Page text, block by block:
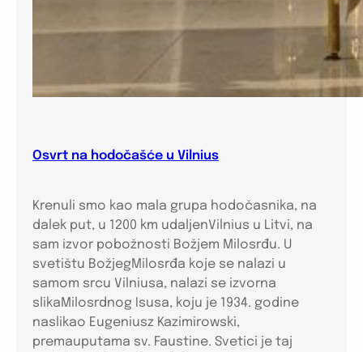
Osvrt na hodočašće u Vilnius
Krenuli smo kao mala grupa hodočasnika, na
dalek put, u 1200 km udaljenVilnius u Litvi, na
sam izvor pobožnosti Božjem Milosrđu. U
svetištu BožjegMilosrđa koje se nalazi u
samom srcu Vilniusa, nalazi se izvorna
slikaMilosrdnog Isusa, koju je 1934. godine
naslikao Eugeniusz Kazimirowski,
premauputama sv. Faustine. Svetici je taj